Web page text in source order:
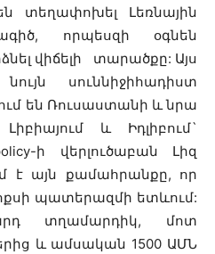
տեղափոխել Լեռնային
որպեսզի օգնեն
վիճելի տարածքը: Այս
սուննիջիհադիստ
են Ռուսաստանի և նրա
և Իդլիբում`
ի վերլուծաբան Լիզ
է այն քամահրանքը, որ
պատերազմի ետևում:
տղամարդիկ, մոտ
և ամսական 1500 ԱՄՆ